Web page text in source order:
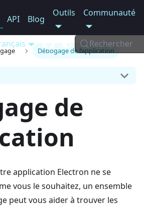
API Blog
Outils Communauté
Rechercher
Débogage de l’application
de
application Electron ne se
vous le souhaitez, un ensemble
peut vous aider à trouver les